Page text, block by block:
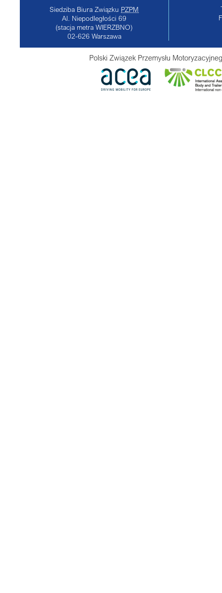
Siedziba Biura Związku PZPM
Al. Niepodległości 69
(stacja metra WIERZBNO)
02-626 Warszawa
Polski Związek Przemysłu